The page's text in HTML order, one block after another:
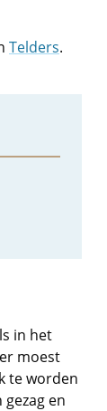
Telders.
in het
moest
te worden
en